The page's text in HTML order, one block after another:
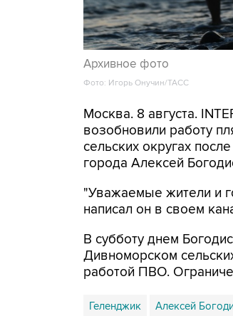
Архивное фото
Фото: Игорь Онучин/ТАСС
Москва. 8 августа.
возобновили работу
сельских округах
города Алексей
"Уважаемые жители и
написал он в своем
В субботу днем
Дивноморском
работой ПВО.
Геленджик Алексей